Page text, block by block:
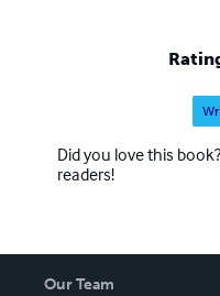
Did you love this
readers!
Our Team